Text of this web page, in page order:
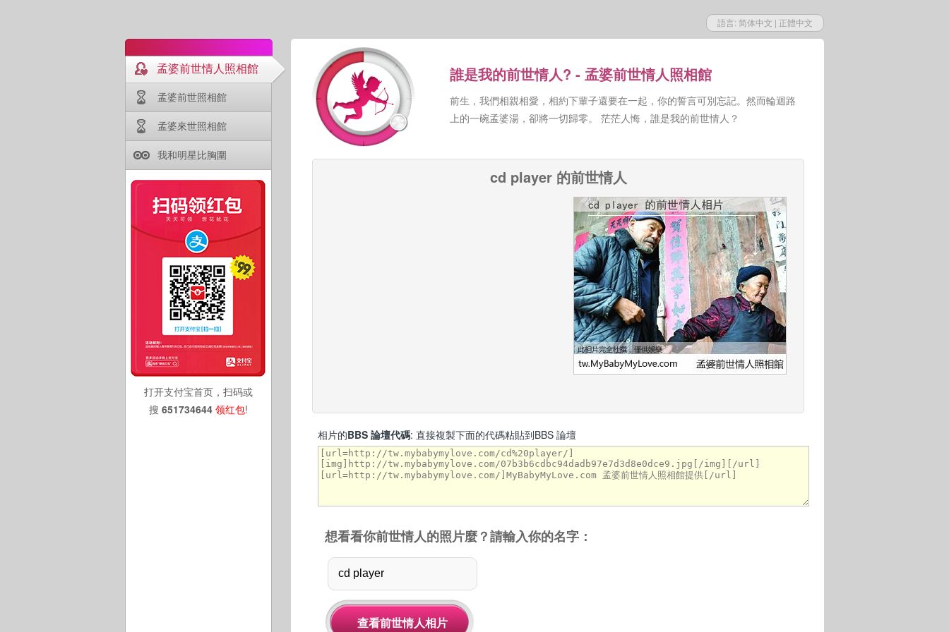
語言: 简体中文 | 正體中文
孟婆前世情人照相館
孟婆前世照相館
孟婆來世照相館
我和明星比胸圍
打开支付宝首页，扫码或
搜 651734644 领红包!
誰是我的前世情人? - 孟婆前世情人照相館
前生，我們相親相愛，相約下輩子還要在一起，你的誓言可別忘記。然而輪迴路
上的一碗孟婆湯，卻將一切歸零。 茫茫人悔，誰是我的前世情人？
cd player 的前世情人
相片的BBS 論壇代碼: 直接複製下面的代碼粘貼到BBS 論壇
想看看你前世情人的照片麼？請輸入你的名字：